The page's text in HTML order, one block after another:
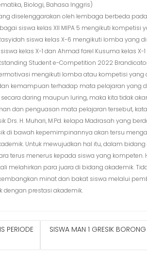
Biologi, Bahasa Inggris)
diselenggarakan oleh lembaga berbeda
siswa kelas XII MIPA 5 mengikuti kompetisi
siswa kelas X-6 mengikuti lomba yang
kelas X-1 dan Ahmad farel Kusuma kelas
Student e-Competition 2022
mengikuti lomba atau kompetisi yang
kemampuan terhadap mata pelajaran yang
daring maupun luring, maka kita tidak
dan penguasan mata pelajaran tersebut, kata
Drs. H. Muhari, M.Pd. kelapa Madrasah yang
di bawah kepemimpinannya akan tersu
Untuk mewujudkan hal itu, dalam
terus menerus kepada siswa yang kompeten.
melahirkan para juara di bidang akademik.
minat dan bakat siswa melalui
dengan prestasi akademik.
PERIODE
SISWA MAN 1 GRESIK